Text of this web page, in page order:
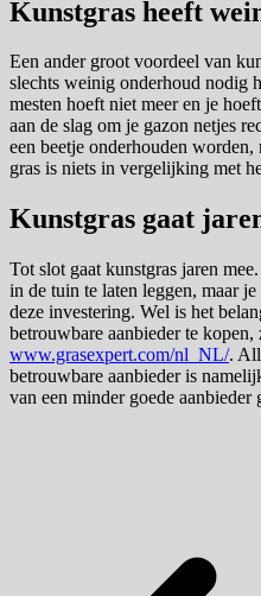
Kunstgras heeft
Een ander groot voordeel van
slechts weinig onderhoud nodig
mesten hoeft niet meer en je
aan de slag om je gazon netjes
een beetje onderhouden
gras is niets in vergelijking met
Kunstgras gaat
Tot slot gaat kunstgras jaren
in de tuin te laten leggen, maar
deze investering. Wel is het
betrouwbare aanbieder te kopen,
www.grasexpert.com/nl_NL/.
betrouwbare aanbieder is
van een minder goede aanbieder